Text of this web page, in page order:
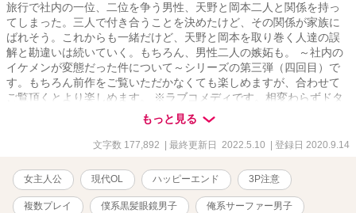
旅行で社内の一位、二位を争う男性、天野と岡本二人と関係を持っ
てしまった。三人で付き合うことを決めたけど、その関係が家族に
ばれそう。これからも一緒だけど、天野と岡本を取り巻く人達の誤
解と勘違いは続いていく。もちろん、男性二人の嫉妬も。 ～社内の
イケメンが変態だった件について～シリーズの第三弾（四回目）で
す。もちろん前作をご覧いただかなくても楽しめますが、合わせて
ご覧頂くとより楽しめます。 ※ラブコメディです。相変わらずドタ
バタするだけの誤解と勘違い話です ※複数で絡む話です。ご注意く
ださい。 ※この作品はムーンライトノベルズにも同時掲載していま
もっと見る
文字数 177,892 | 最終更新日 2022.5.10 | 登録日 2020.9.14
女主人公 現代OL ハッピーエンド 3P注意
複数プレイ 僕系黒髪眼鏡男子 俺系サーファー男子